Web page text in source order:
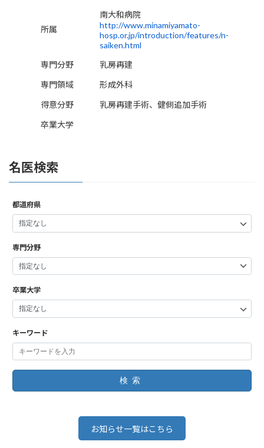
所属
南大和病院
http://www.minamiyamato-
hosp.or.jp/introduction/features/n-
saiken.html
専門分野
乳房再建
専門領域
形成外科
得意分野
乳房再建手術、健側追加手術
卒業大学
名医検索
都道府県
専門分野
卒業大学
キーワード
検索
お知らせ一覧はこちら